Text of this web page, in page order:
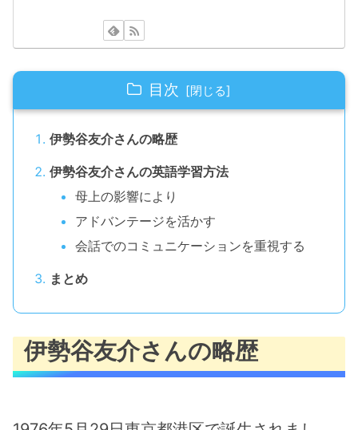
目次
伊勢谷友介さんの略歴
伊勢谷友介さんの英語学習方法
母上の影響により
アドバンテージを活かす
会話でのコミュニケーションを重視する
まとめ
伊勢谷友介さんの略歴